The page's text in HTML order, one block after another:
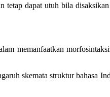
dapat utuh bila
memanfaatkan
skemata struktur bahasa